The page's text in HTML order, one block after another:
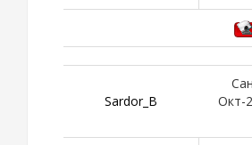
Sardor_B
Окт-